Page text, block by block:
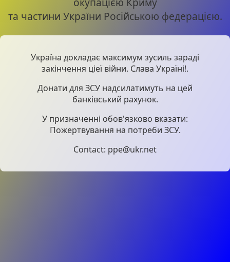
та частини України Російською федерацією.
Україна докладає максимум зусиль зараді
закінчення ціеї війни. Слава Україні!.
Донати для ЗСУ надсилатимуть на цей
банківський рахунок.
У призначенні обов'язково вказати:
Пожертвування на потреби ЗСУ.
Contact: ppe@ukr.net